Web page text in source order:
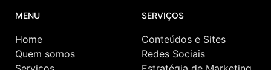
MENU
Home
Quem somos
SERVIÇOS
Conteúdos e Sites
Redes Sociais